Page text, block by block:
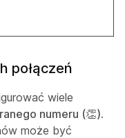
połączeń
wiele
numeru (👏).
może być